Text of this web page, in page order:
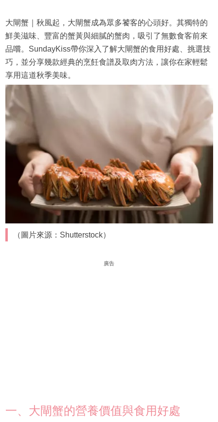
大閘蟹｜秋風起，大閘蟹成為眾多饕客的心頭好。其獨特的
鮮美滋味、豐富的蟹黃與細膩的蟹肉，吸引了無數食客前來
品嚐。SundayKiss帶你深入了解大閘蟹的食用好處、挑選技
巧，並分享幾款經典的烹飪食譜及取肉方法，讓你在家輕鬆
享用這道秋季美味。
（圖片來源：Shutterstock）
廣告
一、大閘蟹的營養價值與食用好處